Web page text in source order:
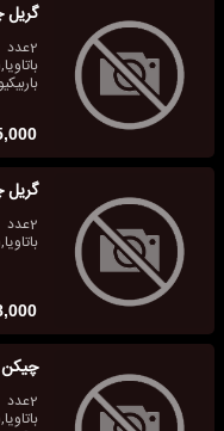
گریل
چیکن